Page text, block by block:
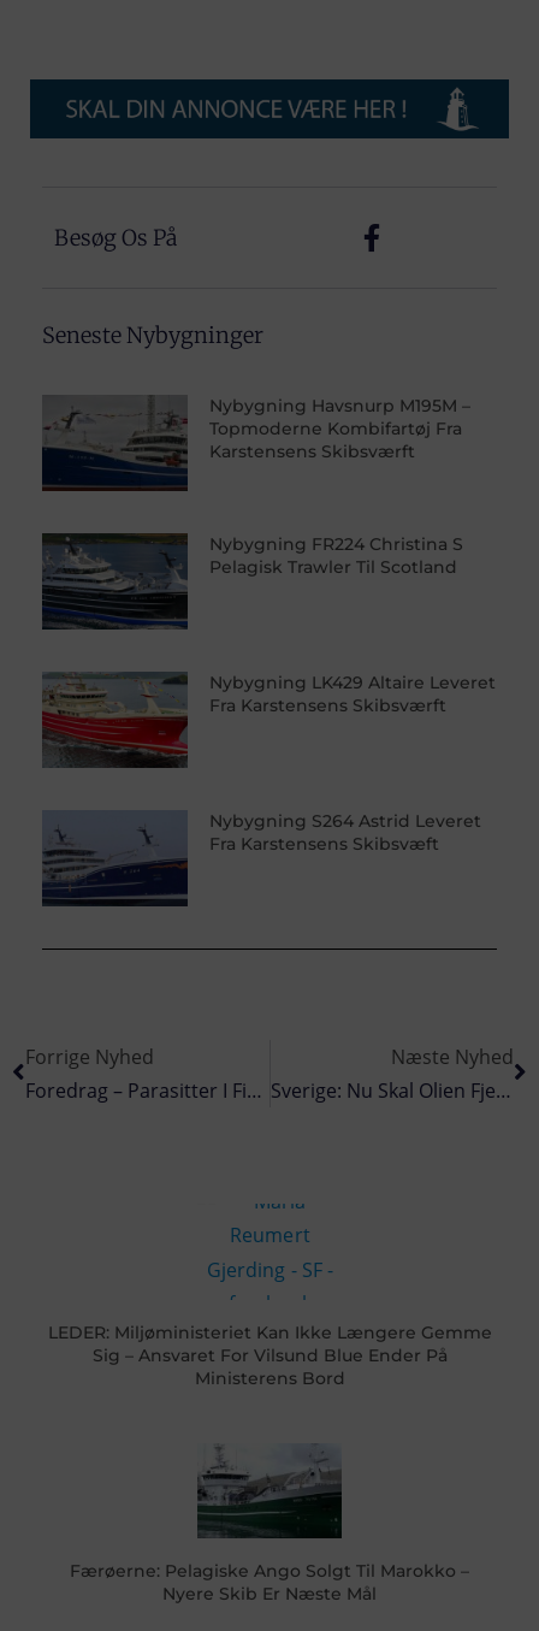
Besøg Os På
Seneste Nybygninger
Nybygning Havsnurp M195M –
Topmoderne Kombifartøj Fra
Karstensens Skibsværft
Nybygning FR224 Christina S
Pelagisk Trawler Til Scotland
Nybygning LK429 Altaire Leveret
Fra Karstensens Skibsværft
Nybygning S264 Astrid Leveret
Fra Karstensens Skibsvæft
Forrige Nyhed
Foredrag – Parasitter I Fisk, Er Det Farligt
Næste Nyhed
Sverige: Nu Skal Olien Fjernes Fra Gamle Skibsvrag
LEDER: Miljøministeriet Kan Ikke Længere Gemme
Sig – Ansvaret For Vilsund Blue Ender På
Ministerens Bord
Færøerne: Pelagiske Ango Solgt Til Marokko –
Nyere Skib Er Næste Mål